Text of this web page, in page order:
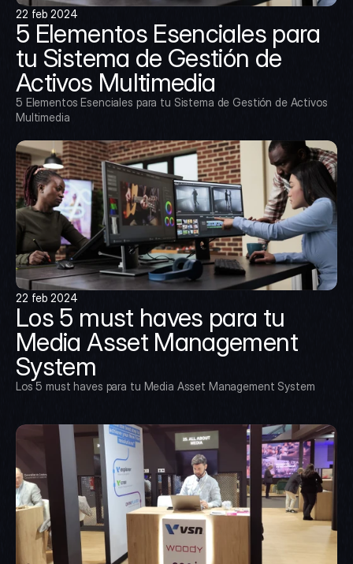
22 feb 2024
5 Elementos Esenciales para
tu Sistema de Gestión de
Activos Multimedia
5 Elementos Esenciales para tu Sistema de Gestión de Activos
Multimedia
22 feb 2024
Los 5 must haves para tu
Media Asset Management
System
Los 5 must haves para tu Media Asset Management System